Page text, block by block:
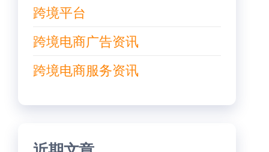
跨境平台
跨境电商广告资讯
跨境电商服务资讯